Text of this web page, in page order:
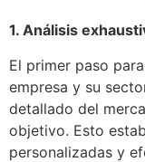
1. Análisis
El primer paso
empresa y su
detallado del
objetivo. Esto
personalizadas y